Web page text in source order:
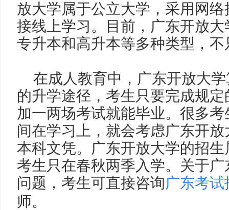
放大学属于公立大学，采用网
接线上学习。目前，广东开放
专升本和高升本等多种类型，
在成人教育中，广东开放大
的升学途径，考生只要完成规
加一两场考试就能毕业。很多
间在学习上，就会考虑广东开
本科文凭。广东开放大学的招
考生只在春秋两季入学。关于
问题，考生可直接咨询广东考试
师。